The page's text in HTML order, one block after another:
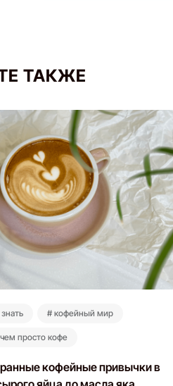
ТАКЖЕ
# кофейный мир
просто кофе
кофейные привычки в